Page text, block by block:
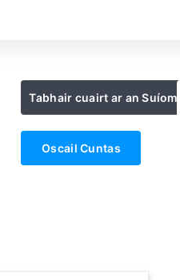
Tabhair cuairt ar an Suíomh
Oscail Cuntas